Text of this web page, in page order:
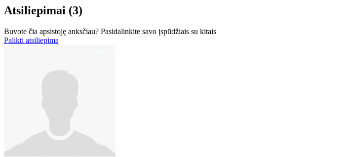
Atsiliepimai (3)
Buvote čia apsistoję anksčiau? Pasidalinkite savo įspūdžiais su kitais
Palikti atsiliepimą